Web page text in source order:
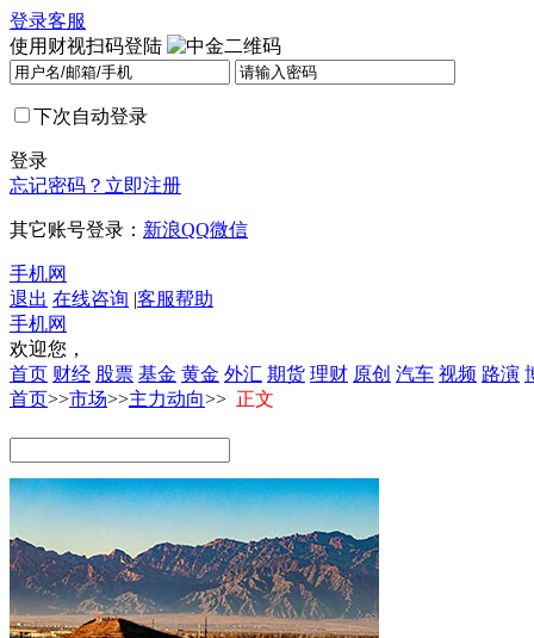
登录客服
使用财视扫码登陆
下次自动登录
登录
忘记密码？ 立即注册
其它账号登录： 新浪QQ微信
手机网
退出 在线咨询 |客服帮助
手机网
欢迎您，
首页 财经 股票 基金 黄金 外汇 期货 理财 原创 汽车 视频 路演
首页>>市场>>主力动向>> 正文